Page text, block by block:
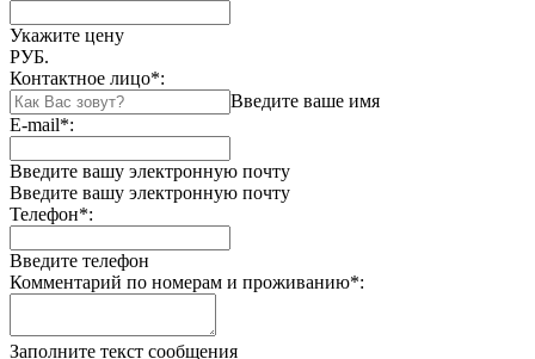
Укажите цену
РУБ.
Контактное лицо*:
Введите ваше имя
E-mail*:
Введите вашу электронную почту
Введите вашу электронную почту
Телефон*:
Введите телефон
Комментарий по номерам и проживанию*:
Заполните текст сообщения